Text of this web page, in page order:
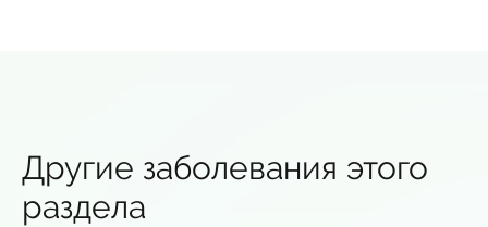
Другие заболевания этого
раздела